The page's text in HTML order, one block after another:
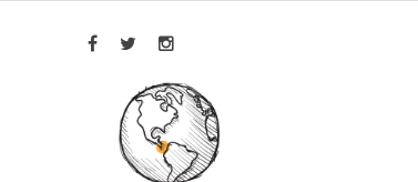
Facebook
TwitterInstagram